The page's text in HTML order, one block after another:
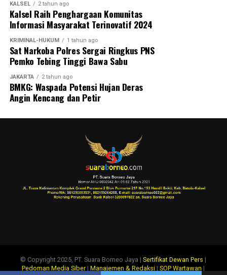
KALSEL 2 tahun ago
Kalsel Raih Penghargaan Komunitas
Informasi Masyarakat Terinovatif 2024
KRIMINAL-HUKUM 1 tahun ago
Sat Narkoba Polres Sergai Ringkus PNS
Pemko Tebing Tinggi Bawa Sabu
JAKARTA 2 tahun ago
BMKG: Waspada Potensi Hujan Deras
Angin Kencang dan Petir
© Copyright 2025, PT. Suara Borneo Jaya |Sertifikat Dewan Pers |
Pedoman Media Siber|Manajemen & Redaksi |SOP Wartawan |